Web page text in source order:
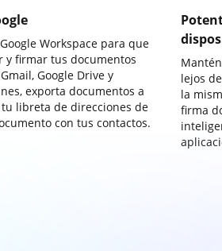
Workspace para que
y firmar tus documentos
Google Drive y
exporta documentos a
libreta de direcciones de
con tus contactos.
lejos
la
firma